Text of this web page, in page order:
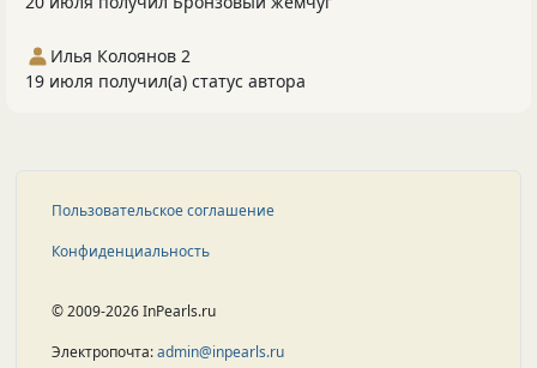
Илья Колоянов 2
19 июля получил(а) статус автора
Пользовательское соглашение
Конфиденциальность
© 2009-2026 InPearls.ru
Электропочта:admin@inpearls.ru